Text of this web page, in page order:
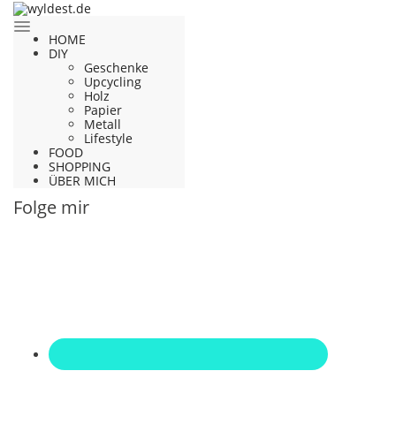
HOME
DIY
Geschenke
Upcycling
Holz
Papier
Metall
Lifestyle
FOOD
SHOPPING
ÜBER MICH
Folge mir